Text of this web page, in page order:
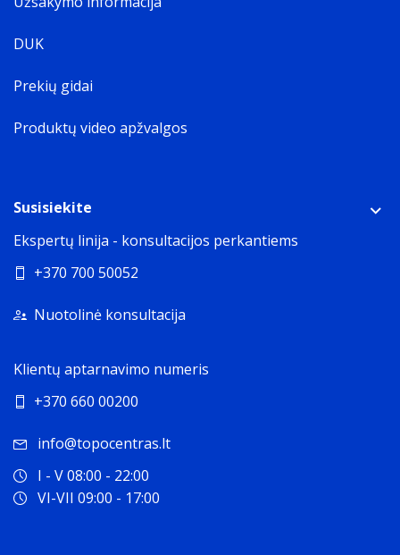
DUK
Prekių gidai
Produktų video apžvalgos
Susisiekite
Ekspertų linija - konsultacijos perkantiems
+370 700 50052
Nuotolinė konsultacija
Klientų aptarnavimo numeris
+370 660 00200
info@topocentras.lt
I - V 08:00 - 22:00
VI-VII 09:00 - 17:00